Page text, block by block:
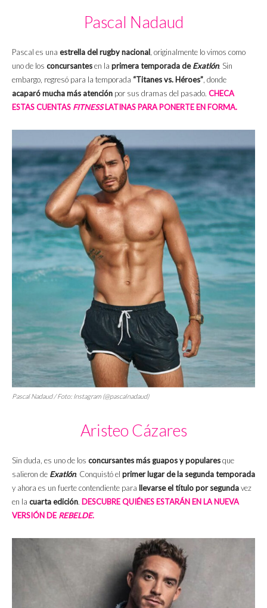
Pascal Nadaud
Pascal es una estrella del rugby nacional , originalmente lo vimos como
uno de los concursantesen la primera temporada deExatlón. Sin
embargo, regresó para la temporada “Titanes vs. Héroes” , donde
acaparó mucha más atención por sus dramas del pasado. CHECA
ESTAS CUENTAS FITNESSLATINAS PARA PONERTE EN FORMA.
Pascal Nadaud / Foto: Instagram (@pascalnadaud)
Aristeo Cázares
Sin duda, es uno de los concursantes más guapos y popularesque
salieron de Exatlón. Conquistó el primer lugar de la segunda temporada
y ahora es un fuerte contendiente para llevarse el título por segundavez
en la cuarta edición. DESCUBRE QUIÉNES ESTARÁN EN LA NUEVA
VERSIÓN DE REBELDE.